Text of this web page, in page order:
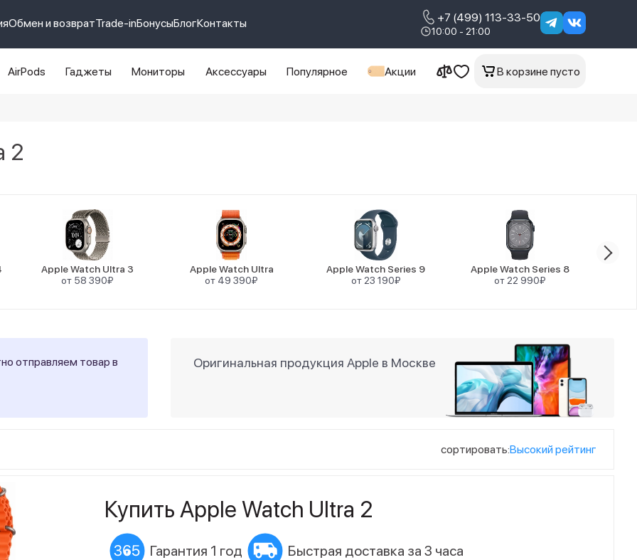
Обмен и возвратTrade-inБонусыБлогКонтакты +7 (499) 113-33-50
10:00 - 21:00
AirPods Гаджеты Мониторы Аксессуары Популярное Акции В корзине пусто
2
Apple Watch Ultra 3
от 58 390₽
Apple Watch Ultra
от 49 390₽
Apple Watch Series 9
от 23 190₽
Apple Watch Series 8
от 22 990₽
отправляем товар в
Оригинальная продукция Apple в Москве
сортировать:Высокий рейтинг
Купить Apple Watch Ultra 2
Гарантия 1 год Быстрая доставка за 3 часа